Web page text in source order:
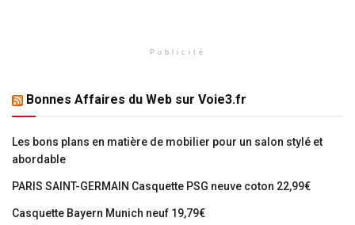
Publicité
Bonnes Affaires du Web sur Voie3.fr
Les bons plans en matière de mobilier pour un salon stylé et
abordable
PARIS SAINT-GERMAIN Casquette PSG neuve coton 22,99€
Casquette Bayern Munich neuf 19,79€